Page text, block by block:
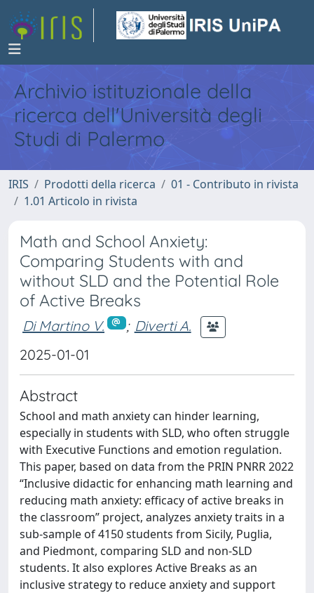
Archivio istituzionale della
ricerca dell'Università degli
Studi di Palermo
IRIS Prodotti della ricerca
01 - Contributo in rivista
1.01 Articolo in rivista
Math and School Anxiety:
Comparing Students with and
without SLD and the Potential Role
of Active Breaks
Di Martino V. ; Diverti A.
2025-01-01
Abstract
School and math anxiety can hinder learning,
especially in students with SLD, who often struggle
with Executive Functions and emotion regulation.
This paper, based on data from the PRIN PNRR 2022
“Inclusive didactic for enhancing math learning and
reducing math anxiety: efficacy of active breaks in
the classroom” project, analyzes anxiety traits in a
sub-sample of 4150 students from Sicily, Puglia,
and Piedmont, comparing SLD and non-SLD
students. It also explores Active Breaks as an
inclusive strategy to reduce anxiety and support